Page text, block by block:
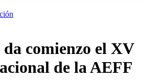
comienzo el XV
de la AEFF